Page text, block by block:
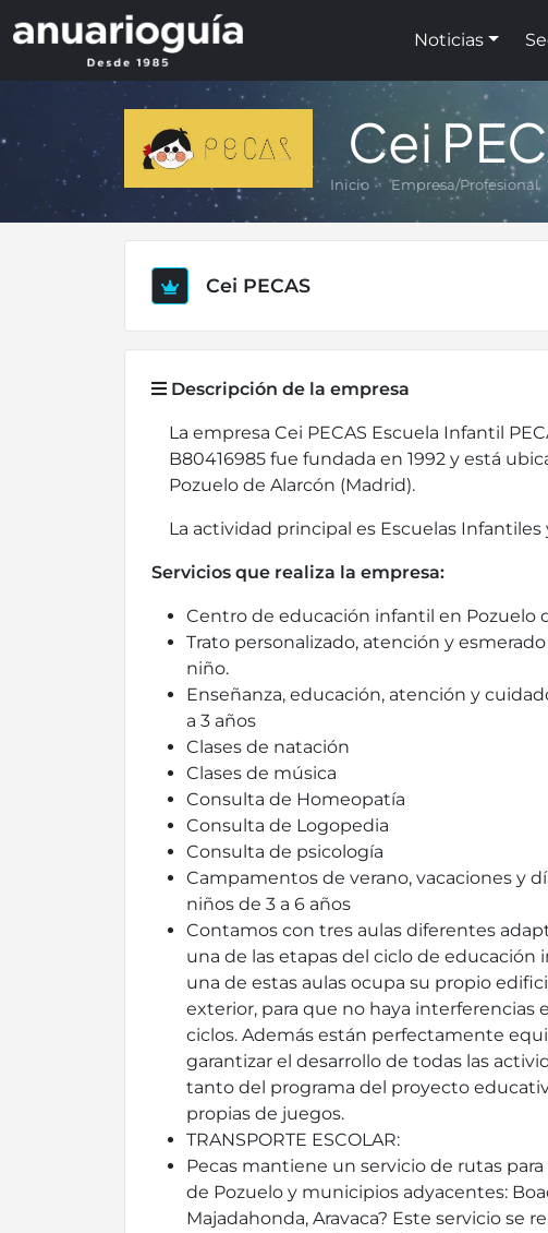
Noticias
Cei
Inicio Empresa/Profesional
Cei PECAS
Descripción de la empresa
La empresa Cei PECAS Escuela Infantil
B80416985 fue fundada en 1992 y está
Pozuelo de Alarcón (Madrid).
La actividad principal es Escuelas Infantiles
Servicios que realiza la empresa:
Centro de educación infantil en Pozuelo
Trato personalizado, atención y
niño.
Enseñanza, educación, atención y
a 3 años
Clases de natación
Clases de música
Consulta de Homeopatía
Consulta de Logopedia
Consulta de psicología
Campamentos de verano, vacaciones y
niños de 3 a 6 años
Contamos con tres aulas diferentes
una de las etapas del ciclo de educación
una de estas aulas ocupa su propio
exterior, para que no haya interferencias
ciclos. Además están perfectamente
garantizar el desarrollo de todas las
tanto del programa del proyecto
propias de juegos.
TRANSPORTE ESCOLAR:
Pecas mantiene un servicio de rutas para
de Pozuelo y municipios adyacentes:
Majadahonda, Aravaca? Este servicio se